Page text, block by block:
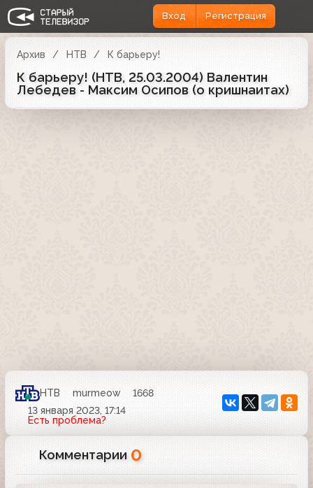
Вход Регистрация
Архив НТВ К барьеру!
К барьеру! (НТВ, 25.03.2004) Валентин
Лебедев - Максим Осипов (о кришнаитах)
НТВ murmeow
1668
13 января 2023, 17:14
Есть проблема?
Комментарии 0